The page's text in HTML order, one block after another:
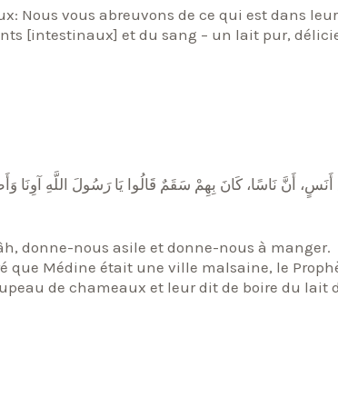
Nous vous abreuvons de ce qui est dans
[intestinaux] et du sang – un lait pur,
أَنَّ نَاسًا، كَانَ بِهِمْ سَقَمٌ قَالُوا يَا رَسُولَ اللَّهِ آوِنَا
donne-nous asile et donne-nous à manger.
que Médine était une ville malsaine, le